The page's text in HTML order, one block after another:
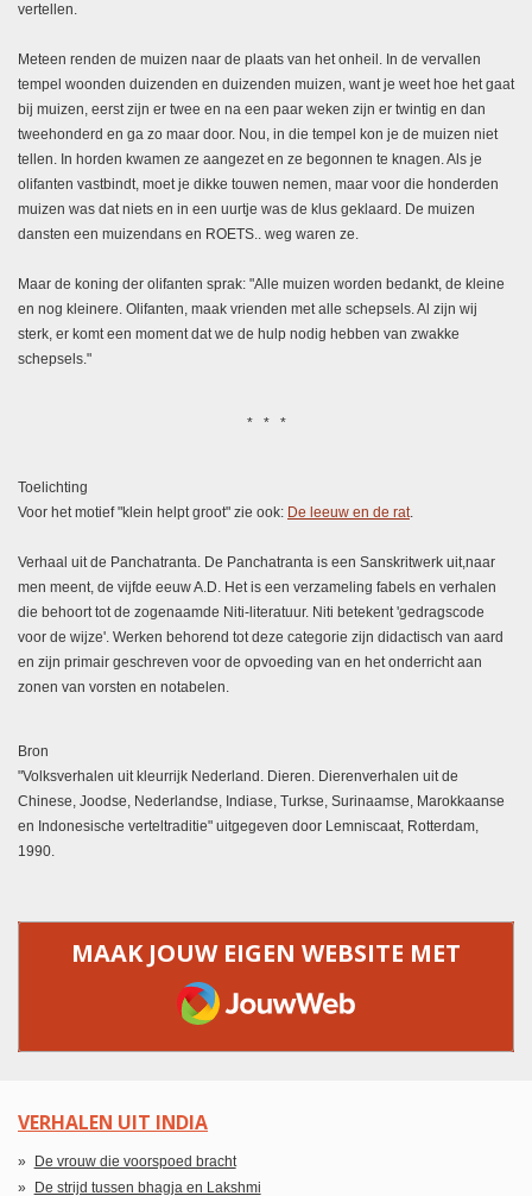
vertellen.
Meteen renden de muizen naar de plaats van het onheil. In de vervallen
tempel woonden duizenden en duizenden muizen, want je weet hoe het gaat
bij muizen, eerst zijn er twee en na een paar weken zijn er twintig en dan
tweehonderd en ga zo maar door. Nou, in die tempel kon je de muizen niet
tellen. In horden kwamen ze aangezet en ze begonnen te knagen. Als je
olifanten vastbindt, moet je dikke touwen nemen, maar voor die honderden
muizen was dat niets en in een uurtje was de klus geklaard. De muizen
dansten een muizendans en ROETS.. weg waren ze.
Maar de koning der olifanten sprak: "Alle muizen worden bedankt, de kleine
en nog kleinere. Olifanten, maak vrienden met alle schepsels. Al zijn wij
sterk, er komt een moment dat we de hulp nodig hebben van zwakke
schepsels."
* * *
Toelichting
Voor het motief "klein helpt groot" zie ook: De leeuw en de rat.
Verhaal uit de Panchatranta. De Panchatranta is een Sanskritwerk uit,naar
men meent, de vijfde eeuw A.D. Het is een verzameling fabels en verhalen
die behoort tot de zogenaamde Niti-literatuur. Niti betekent 'gedragscode
voor de wijze'. Werken behorend tot deze categorie zijn didactisch van aard
en zijn primair geschreven voor de opvoeding van en het onderricht aan
zonen van vorsten en notabelen.
Bron
"Volksverhalen uit kleurrijk Nederland. Dieren. Dierenverhalen uit de
Chinese, Joodse, Nederlandse, Indiase, Turkse, Surinaamse, Marokkaanse
en Indonesische verteltraditie" uitgegeven door Lemniscaat, Rotterdam,
1990.
MAAK JOUW EIGEN WEBSITE MET
JOUWWEB
VERHALEN UIT INDIA
De vrouw die voorspoed bracht
De strijd tussen bhagja en Lakshmi